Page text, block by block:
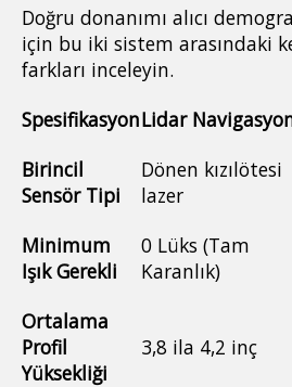
Doğru donanımı alıcı
için bu iki sistem arasındaki
farkları inceleyin.
SpesifikasyonLidar
Birincil
Sensör Tipi
Dönen kızılötesi
lazer
Minimum
Işık Gerekli
0 Lüks (Tam
Karanlık)
Ortalama
Profil
Yüksekliği
3,8 ila 4,2 inç